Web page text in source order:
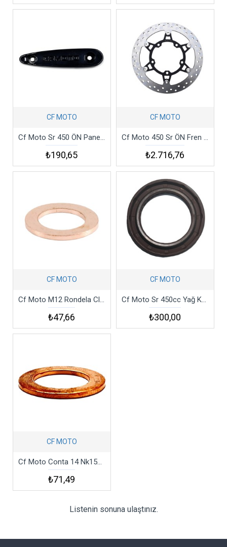
CF MOTO
Cf Moto Sr 450 ÖN Panel Sol Dekor Kapak Siyah Csr4
₺190,65
CF MOTO
Cf Moto 450 Sr ÖN Fren Diski Csr4 119x320x5
₺2.716,76
CF MOTO
Cf Moto M12 Rondela Clx2 Csr4
₺47,66
CF MOTO
Cf Moto Sr 450cc Yağ Keçesi 40x58x8 Csr4
₺300,00
CF MOTO
Cf Moto Conta 14 Nk150 Cfu6 Atr6 Csr4
₺71,49
Listenin sonuna ulaştınız.